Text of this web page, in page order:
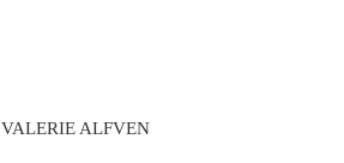
VALERIE ALFVEN